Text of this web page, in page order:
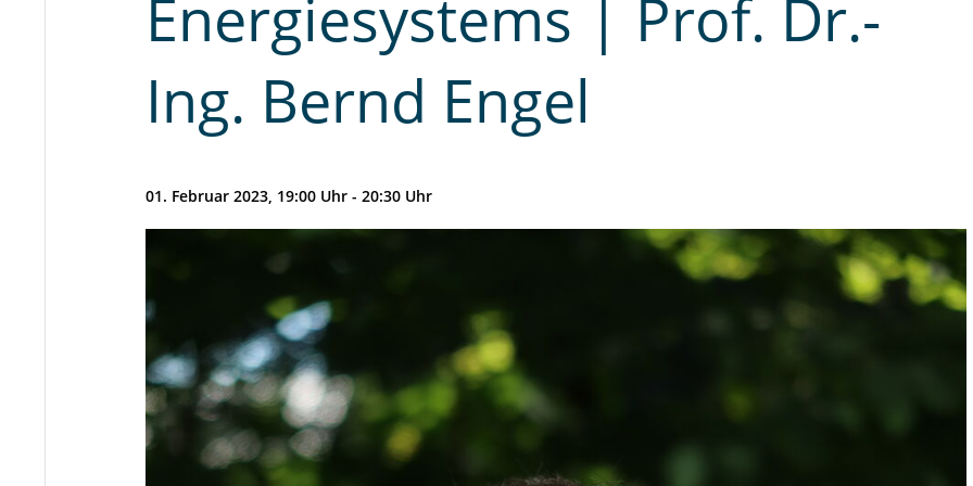
Energiesystems | Prof. Dr.-
Ing. Bernd Engel
01. Februar 2023, 19:00 Uhr - 20:30 Uhr